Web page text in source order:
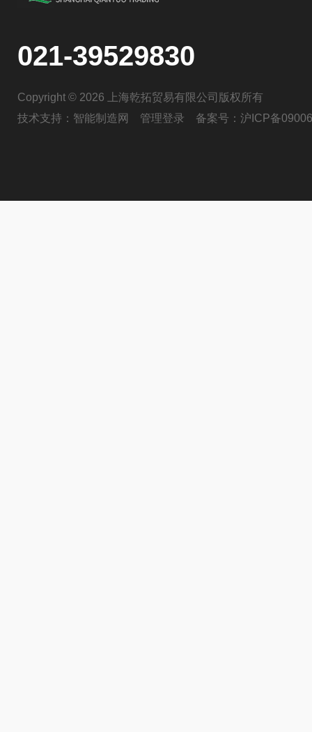
021-39529830
Copyright © 2026 上海乾拓贸易有限公司版权所有
技术支持： 智能制造网 管理登录 备案号： 沪ICP备